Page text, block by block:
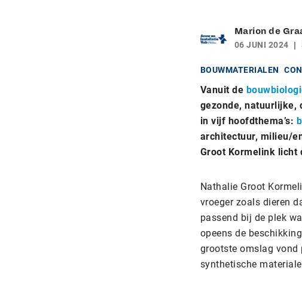
Marion de
06 JUNI 2024
BOUWMATERIALEN
Vanuit de
gezonde, natuurlijke,
in vijf hoofdthema’s:
architectuur, milieu/
Groot Kormelink licht
Nathalie Groot
vroeger zoals dieren
passend bij de plek
opeens de
grootste omslag vond
synthetische